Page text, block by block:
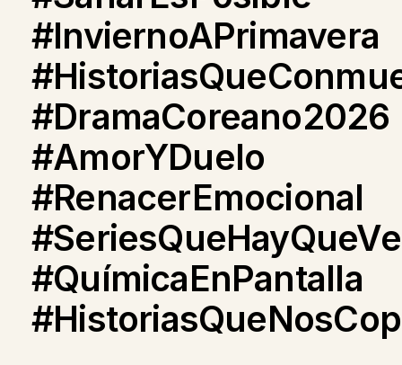
#InviernoAPrimavera
#DramaCoreano2026
#AmorYDuelo
#RenacerEmocional
#QuímicaEnPantalla